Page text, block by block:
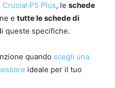
Crucial P5 Plus, le schede
e tutte le schede di
queste specifiche.
quando scegli una
ideale per il tuo